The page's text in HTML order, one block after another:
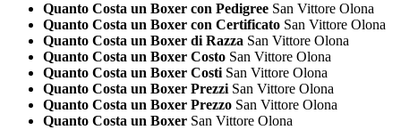
Quanto Costa un Boxer con Pedigree San Vittore Olona
Quanto Costa un Boxer con Certificato San Vittore Olona
Quanto Costa un Boxer di Razza San Vittore Olona
Quanto Costa un Boxer Costo San Vittore Olona
Quanto Costa un Boxer Costi San Vittore Olona
Quanto Costa un Boxer Prezzi San Vittore Olona
Quanto Costa un Boxer Prezzo San Vittore Olona
Quanto Costa un Boxer San Vittore Olona